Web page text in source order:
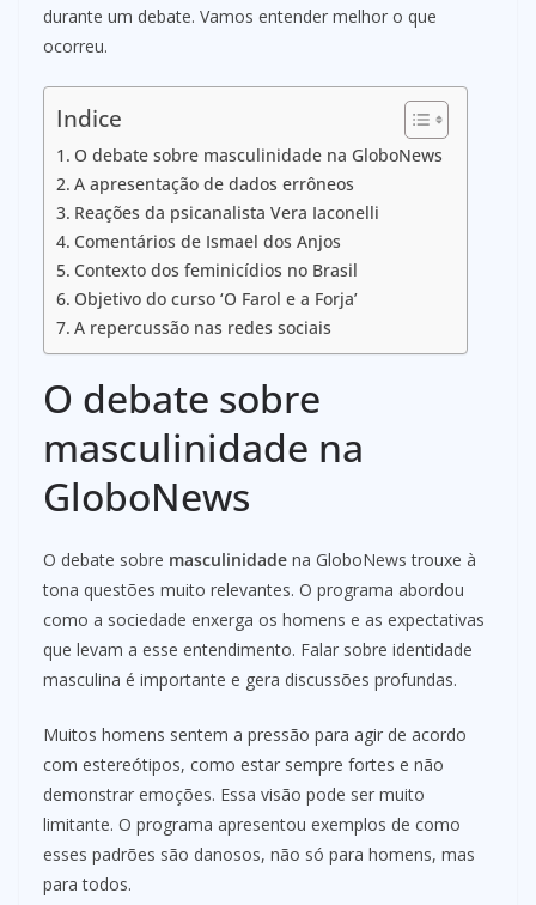
durante um debate. Vamos entender melhor o que
ocorreu.
Indice
O debate sobre masculinidade na GloboNews
A apresentação de dados errôneos
Reações da psicanalista Vera Iaconelli
Comentários de Ismael dos Anjos
Contexto dos feminicídios no Brasil
Objetivo do curso ‘O Farol e a Forja’
A repercussão nas redes sociais
O debate sobre
masculinidade na
GloboNews
O debate sobre masculinidade na GloboNews trouxe à
tona questões muito relevantes. O programa abordou
como a sociedade enxerga os homens e as expectativas
que levam a esse entendimento. Falar sobre identidade
masculina é importante e gera discussões profundas.
Muitos homens sentem a pressão para agir de acordo
com estereótipos, como estar sempre fortes e não
demonstrar emoções. Essa visão pode ser muito
limitante. O programa apresentou exemplos de como
esses padrões são danosos, não só para homens, mas
para todos.